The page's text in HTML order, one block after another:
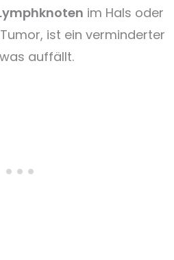
im Hals oder
ist ein verminderter
auffällt.